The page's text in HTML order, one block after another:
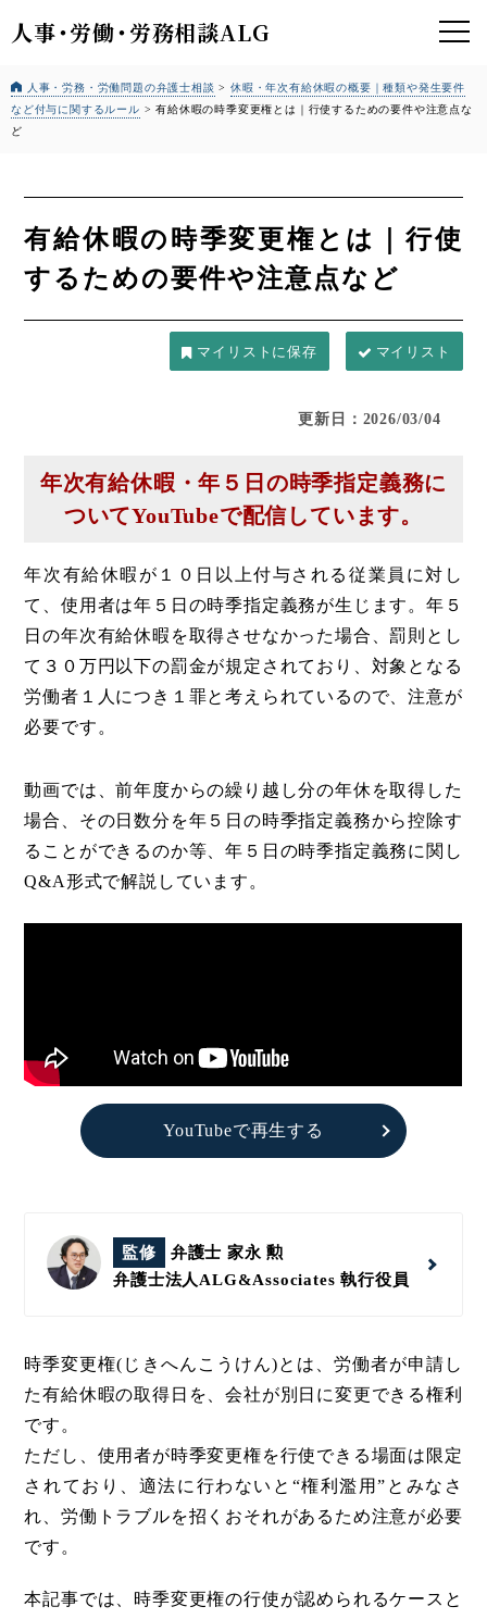
人事・労働・労務相談ALG
人事・労務・労働問題の弁護士相談 >休暇・年次有給休暇の概要｜種類や発生要件
など付与に関するルール >有給休暇の時季変更権とは｜行使するための要件や注意点な
ど
有給休暇の時季変更権とは｜行使
するための要件や注意点など
マイリスト
更新日：2026/03/04
年次有給休暇・年５日の時季指定義務に
ついてYouTubeで配信しています。
年次有給休暇が１０日以上付与される従業員に対し
て、使用者は年５日の時季指定義務が生じます。年５
日の年次有給休暇を取得させなかった場合、罰則とし
て３０万円以下の罰金が規定されており、対象となる
労働者１人につき１罪と考えられているので、注意が
必要です。
動画では、前年度からの繰り越し分の年休を取得した
場合、その日数分を年５日の時季指定義務から控除す
ることができるのか等、年５日の時季指定義務に関し
Q&A形式で解説しています。
YouTubeで再生する
監修
弁護士 家永 勲
弁護士法人ALG&Associates執行役員
時季変更権(じきへんこうけん)とは、労働者が申請し
た有給休暇の取得日を、会社が別日に変更できる権利
です。
ただし、使用者が時季変更権を行使できる場面は限定
されており、適法に行わないと“権利濫用”とみなさ
れ、労働トラブルを招くおそれがあるため注意が必要
です。
本記事では、時季変更権の行使が認められるケースと